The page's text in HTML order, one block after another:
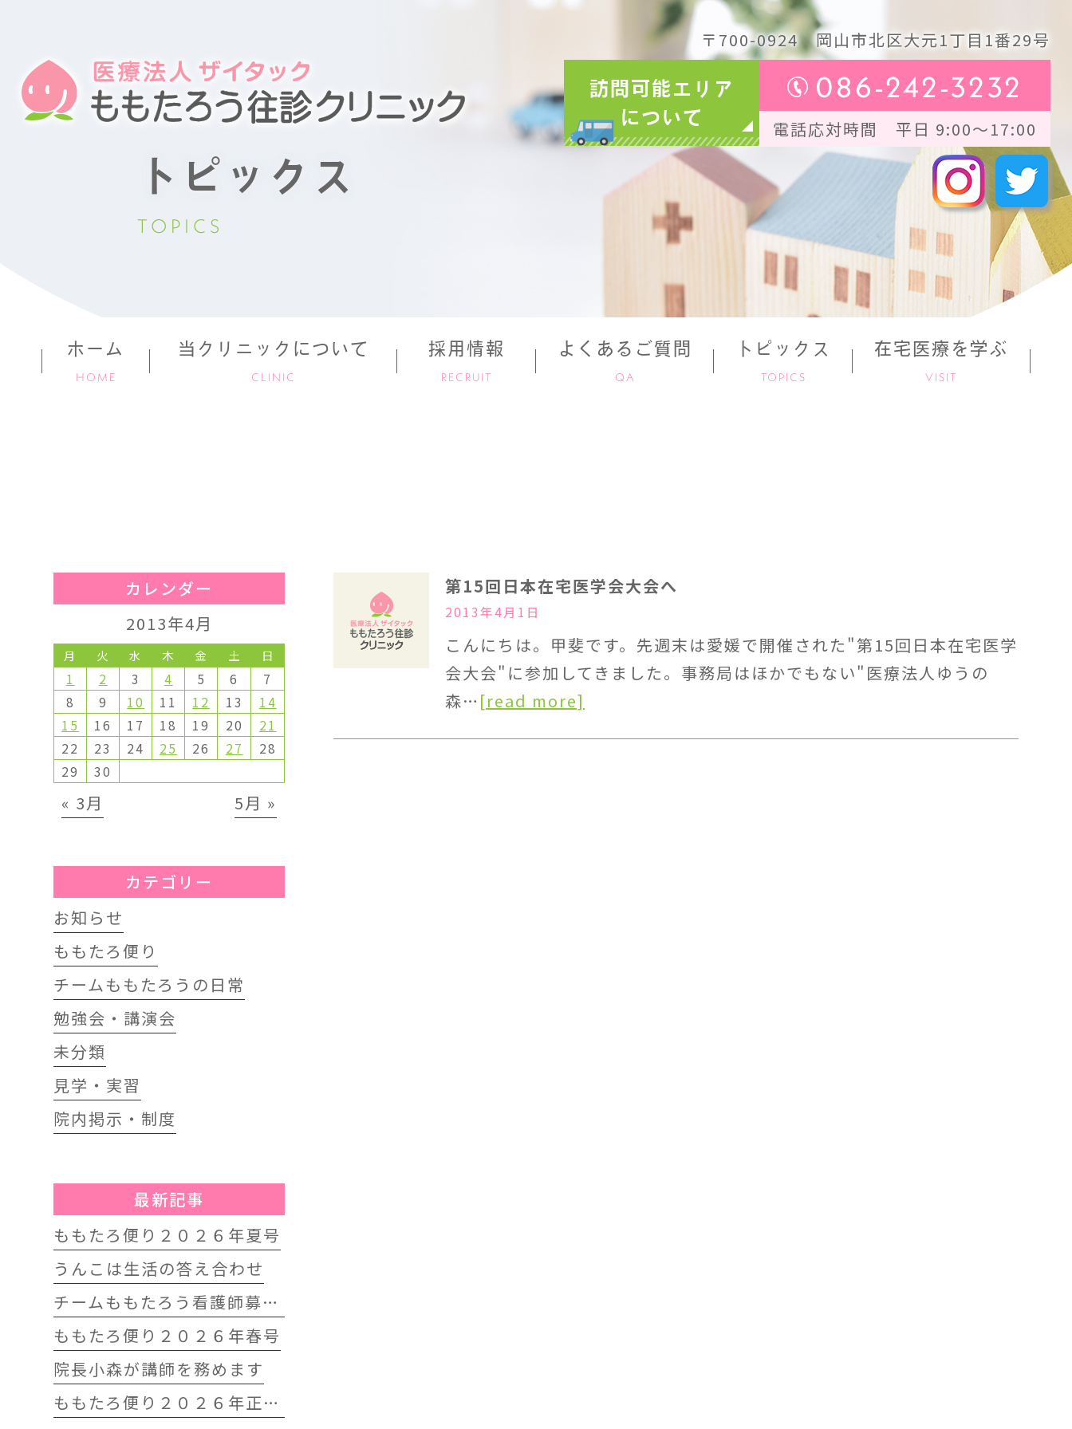
〒700-0924岡山市北区大元1丁目1番29号
086-242-3232
電話応対時間 平日 9:00～17:00
訪問可能エリア
について
トピックス
TOPICS
ホーム
HOME
当クリニックについて
CLINIC
採用情報
RECRUIT
よくあるご質問
QA
トピックス
TOPICS
在宅医療を学ぶ
VISIT
第15回日本在宅医学会大会へ
2013年4月1日
こんにちは。甲斐です。先週末は愛媛で開催された"第15回日本在宅医学
会大会"に参加してきました。事務局はほかでもない"医療法人ゆうの
森… [read more]
カレンダー
2013年4月
月 火 水 木 金 土 日
1 2 3 4 5 6
7
8
9 10 11 12 13
14
15
16 17 18 19 20
21
22
23 24 25 26 27
28
29
30
« 3月 5月 »
カテゴリー
お知らせ
ももたろ便り
チームももたろうの日常
勉強会・講演会
未分類
見学・実習
院内掲示・制度
最新記事
ももたろ便り２０２６年夏号
うんこは生活の答え合わせ
チームももたろう看護師募集中
ももたろ便り２０２６年春号
院長小森が講師を務めます
ももたろ便り２０２６年正月号